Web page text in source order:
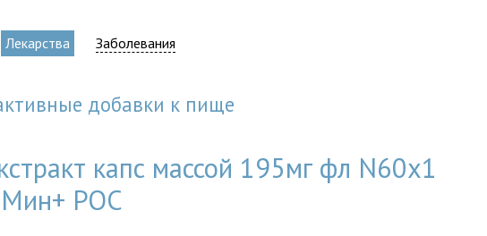
Лекарства Заболевания
добавки к пище
капс массой 195мг фл N60x1
РОС